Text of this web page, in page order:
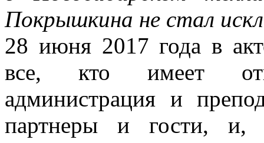
Покрышкина не стал
28 июня 2017 года в
все, кто имеет
администрация и
партнеры и гости, и,